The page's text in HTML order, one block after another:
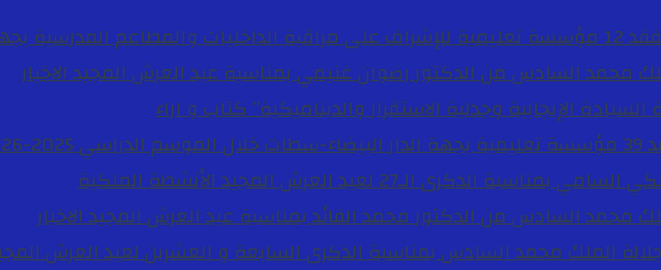
البيضاء-سطات
محمد السادس من الدكتور رضوان غنيمي بمناسبة عيد العرش المجيدالاخبار
الإيجابية وجدلية الاستقرار والديناميكية”كتاب و اراء
2026
الذكرى الـ27 لعيد العرش المجيد
الأنشطة الملكية
محمد السادس من الدكتور محمد الفائد بمناسبة عيد العرش المجيدالاخبار
الملك محمد السادس بمناسبة الذكرى السابعة و العشرين لعيد العرش